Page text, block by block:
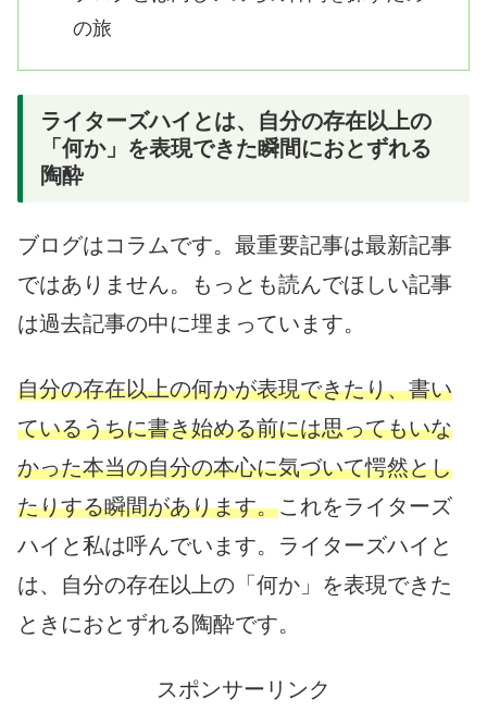
の旅
ライターズハイとは、自分の存在以上の
「何か」を表現できた瞬間におとずれる
陶酔
ブログはコラムです。最重要記事は最新記事
ではありません。もっとも読んでほしい記事
は過去記事の中に埋まっています。
自分の存在以上の何かが表現できたり、書い
ているうちに書き始める前には思ってもいな
かった本当の自分の本心に気づいて愕然とし
たりする瞬間があります。これをライターズ
ハイと私は呼んでいます。ライターズハイと
は、自分の存在以上の「何か」を表現できた
ときにおとずれる陶酔です。
スポンサーリンク